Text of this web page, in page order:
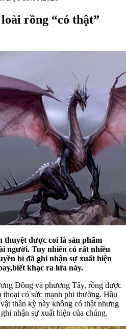
rồng “có thật”
được coi là sản phẩm
người. Tuy nhiên có rất nhiều
bí đã ghi nhận sự xuất hiện
khạc ra lửa này.
Đông và phương Tây, rồng được
có sức mạnh phi thường. Hầu
thần kỳ này không có thật nhưng
nhận sự xuất hiện của chúng.